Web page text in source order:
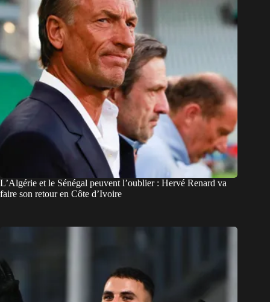
L’Algérie et le Sénégal peuvent l’oublier : Hervé Renard va
faire son retour en Côte d’Ivoire